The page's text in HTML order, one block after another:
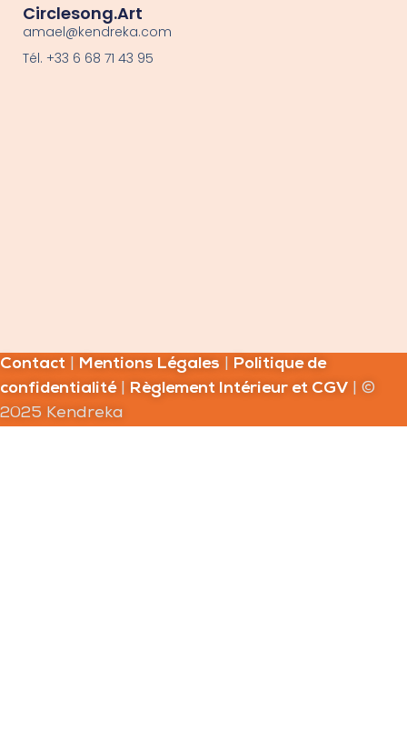
Circlesong.Art
amael@kendreka.com
Tél. +33 6 68 71 43 95
Contact Mentions Légales
Politique de
confidentialité| Règlement Intérieur et CGV | ©
2025 Kendreka